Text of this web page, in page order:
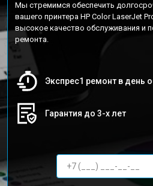
Мы стремимся обеспечить
вашего принтера HP Color LaserJet
высокое качество обслуживания и
ремонта.
Экспрес1 ремонт в день
Гарантия до 3-х лет